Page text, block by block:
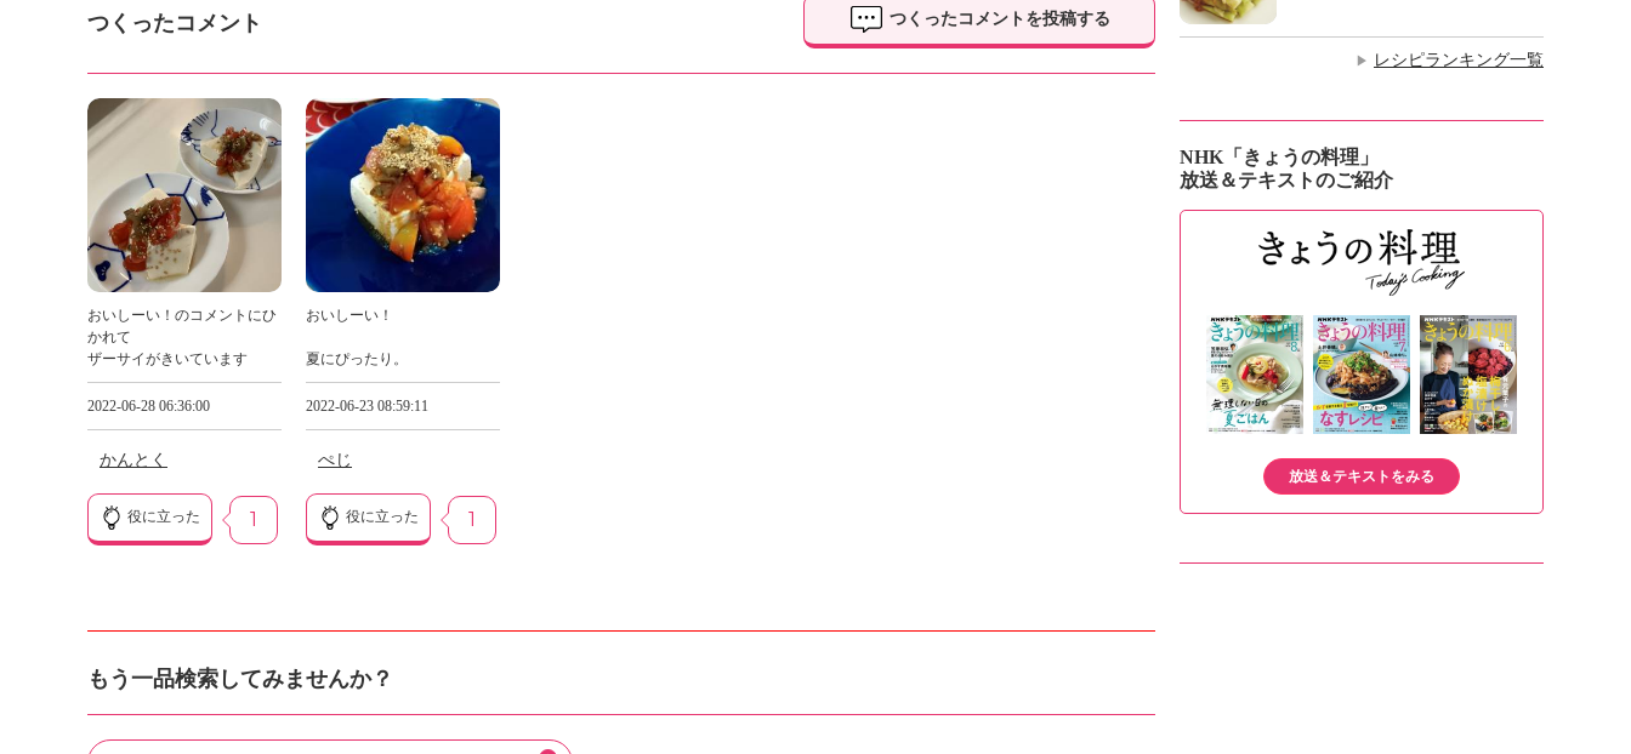
つくったコメント つくったコメントを投稿する
おいしーい！のコメントにひ
かれて
ザーサイがきいています
2022-06-28 06:36:00
かんとく
役に立った 1
おいしーい！
夏にぴったり。
2022-06-23 08:59:11
ぺじ
役に立った 1
もう一品検索してみませんか？
▶ レシピランキング一覧
NHK「きょうの料理」
放送＆テキストのご紹介
放送＆テキストをみる